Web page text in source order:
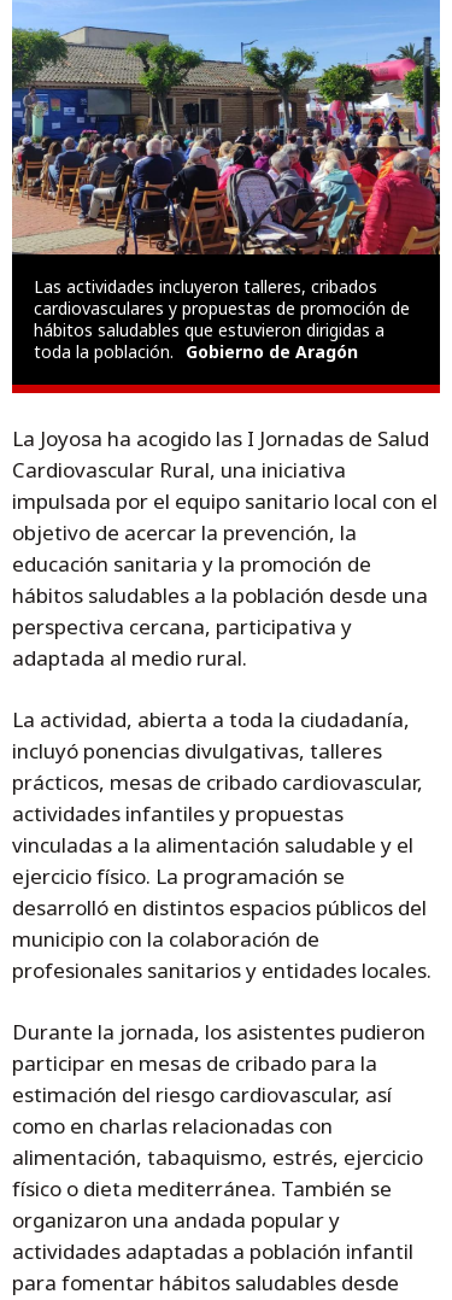
Las actividades incluyeron talleres, cribados
cardiovasculares y propuestas de promoción de
hábitos saludables que estuvieron dirigidas a
toda la población.
Gobierno de Aragón
La Joyosa ha acogido las I Jornadas de Salud
Cardiovascular Rural, una iniciativa
impulsada por el equipo sanitario local con el
objetivo de acercar la prevención, la
educación sanitaria y la promoción de
hábitos saludables a la población desde una
perspectiva cercana, participativa y
adaptada al medio rural.
La actividad, abierta a toda la ciudadanía,
incluyó ponencias divulgativas, talleres
prácticos, mesas de cribado cardiovascular,
actividades infantiles y propuestas
vinculadas a la alimentación saludable y el
ejercicio físico. La programación se
desarrolló en distintos espacios públicos del
municipio con la colaboración de
profesionales sanitarios y entidades locales.
Durante la jornada, los asistentes pudieron
participar en mesas de cribado para la
estimación del riesgo cardiovascular, así
como en charlas relacionadas con
alimentación, tabaquismo, estrés, ejercicio
físico o dieta mediterránea. También se
organizaron una andada popular y
actividades adaptadas a población infantil
para fomentar hábitos saludables desde